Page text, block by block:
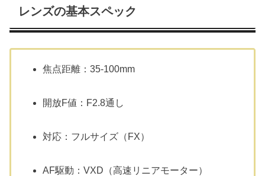
レンズの基本スペック
焦点距離：35-100mm
開放F値：F2.8通し
対応：フルサイズ（FX）
AF駆動：VXD（高速リニアモーター）